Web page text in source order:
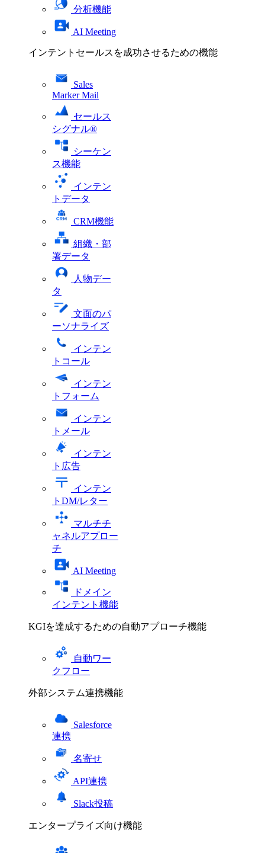
分析機能
AI Meeting
インテントセールスを成功させるための機能
Sales
Marker Mail
セールス
シグナル®
シーケン
ス機能
インテン
トデータ
CRM機能
組織・部
署データ
人物デー
タ
文面のパ
ーソナライズ
インテン
トコール
インテン
トフォーム
インテン
トメール
インテン
ト広告
インテン
トDM/レター
マルチチ
ャネルアプロー
チ
AI Meeting
ドメイン
インテント機能
KGIを達成するための自動アプローチ機能
自動ワー
クフロー
外部システム連携機能
Salesforce
連携
名寄せ
API連携
Slack投稿
エンタープライズ向け機能